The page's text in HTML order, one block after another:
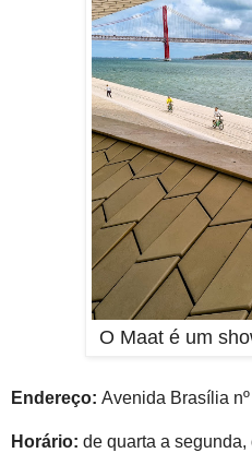
O Maat é um
Endereço: Avenida Brasília
Horário: de quarta a